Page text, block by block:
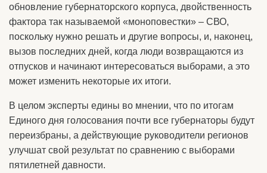
обновление губернаторского корпуса, двойственность
фактора так называемой «моноповестки» – СВО,
поскольку нужно решать и другие вопросы, и, наконец,
вызов последних дней, когда люди возвращаются из
отпусков и начинают интересоваться выборами, а это
может изменить некоторые их итоги.
В целом эксперты едины во мнении, что по итогам
Единого дня голосования почти все губернаторы будут
переизбраны, а действующие руководители регионов
улучшат свой результат по сравнению с выборами
пятилетней давности.